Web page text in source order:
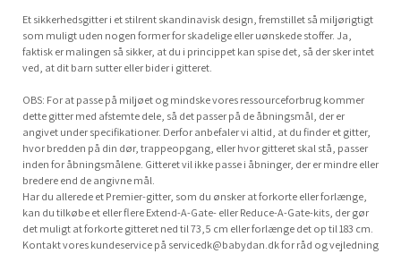
Et sikkerhedsgitter i et stilrent skandinavisk design, fremstillet så miljørigtigt
som muligt uden nogen former for skadelige eller uønskede stoffer. Ja,
faktisk er malingen så sikker, at du i princippet kan spise det, så der sker intet
ved, at dit barn sutter eller bider i gitteret.
OBS: For at passe på miljøet og mindske vores ressourceforbrug kommer
dette gitter med afstemte dele, så det passer på de åbningsmål, der er
angivet under specifikationer. Derfor anbefaler vi altid, at du finder et gitter,
hvor bredden på din dør, trappeopgang, eller hvor gitteret skal stå, passer
inden for åbningsmålene. Gitteret vil ikke passe i åbninger, der er mindre eller
bredere end de angivne mål.
Har du allerede et Premier-gitter, som du ønsker at forkorte eller forlænge,
kan du tilkøbe et eller flere Extend-A-Gate- eller Reduce-A-Gate-kits, der gør
det muligt at forkorte gitteret ned til 73,5 cm eller forlænge det op til 183 cm.
Kontakt vores kundeservice på servicedk@babydan.dkfor råd og vejledning